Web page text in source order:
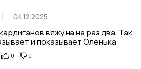
04.12.2025
вяжу на на раз два. Так
и показывает Оленька
0 0